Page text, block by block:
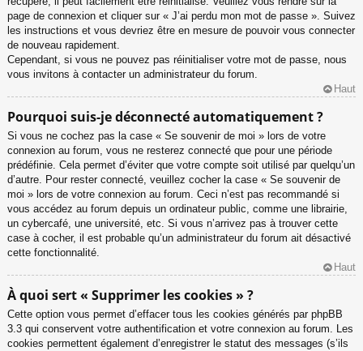
page de connexion et cliquer sur « J’ai perdu mon mot de passe ». Suivez
les instructions et vous devriez être en mesure de pouvoir vous connecter
de nouveau rapidement.
Cependant, si vous ne pouvez pas réinitialiser votre mot de passe, nous
vous invitons à contacter un administrateur du forum.
Haut
Pourquoi suis-je déconnecté automatiquement ?
Si vous ne cochez pas la case « Se souvenir de moi » lors de votre
connexion au forum, vous ne resterez connecté que pour une période
prédéfinie. Cela permet d’éviter que votre compte soit utilisé par quelqu’un
d’autre. Pour rester connecté, veuillez cocher la case « Se souvenir de
moi » lors de votre connexion au forum. Ceci n’est pas recommandé si
vous accédez au forum depuis un ordinateur public, comme une librairie,
un cybercafé, une université, etc. Si vous n’arrivez pas à trouver cette
case à cocher, il est probable qu’un administrateur du forum ait désactivé
cette fonctionnalité.
Haut
À quoi sert « Supprimer les cookies » ?
Cette option vous permet d’effacer tous les cookies générés par phpBB
3.3 qui conservent votre authentification et votre connexion au forum. Les
cookies permettent également d’enregistrer le statut des messages (s’ils